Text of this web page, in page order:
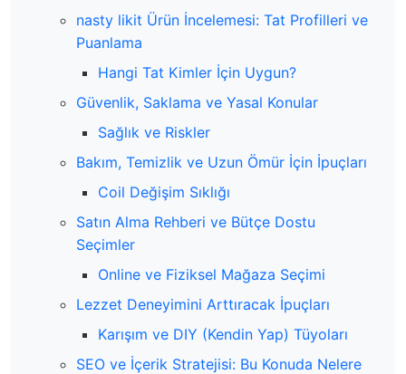
nasty likit Ürün İncelemesi: Tat Profilleri ve
Puanlama
Hangi Tat Kimler İçin Uygun?
Güvenlik, Saklama ve Yasal Konular
Sağlık ve Riskler
Bakım, Temizlik ve Uzun Ömür İçin İpuçları
Coil Değişim Sıklığı
Satın Alma Rehberi ve Bütçe Dostu
Seçimler
Online ve Fiziksel Mağaza Seçimi
Lezzet Deneyimini Arttıracak İpuçları
Karışım ve DIY (Kendin Yap) Tüyoları
SEO ve İçerik Stratejisi: Bu Konuda Nelere